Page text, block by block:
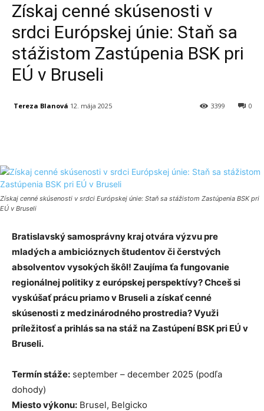
Získaj cenné skúsenosti v
srdci Európskej únie: Staň sa
stážistom Zastúpenia BSK pri
EÚ v Bruseli
Tereza Blanová 12. mája 2025 0
3399
Získaj cenné skúsenosti v srdci Európskej únie: Staň sa stážistom Zastúpenia BSK pri
EÚ v Bruseli
Bratislavský samosprávny kraj otvára výzvu pre
mladých a ambicióznych študentov či čerstvých
absolventov vysokých škôl! Zaujíma ťa fungovanie
regionálnej politiky z európskej perspektívy? Chceš si
vyskúšať prácu priamo v Bruseli a získať cenné
skúsenosti z medzinárodného prostredia? Využi
príležitosť a prihlás sa na stáž na Zastúpení BSK pri EÚ v
Bruseli.
Termín stáže: september – december 2025 (podľa
dohody)
Miesto výkonu: Brusel, Belgicko